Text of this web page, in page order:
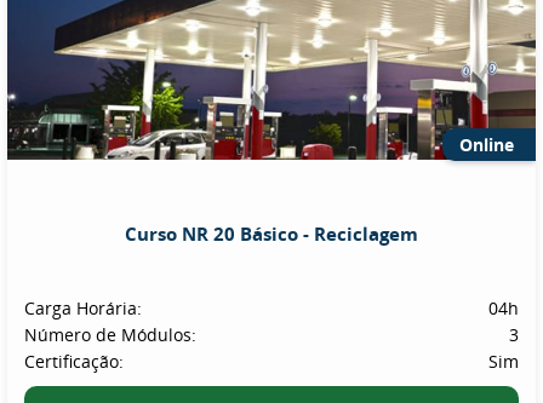
Online
Curso NR 20 Básico - Reciclagem
Carga Horária:
04h
Número de Módulos:
3
Certificação:
Sim